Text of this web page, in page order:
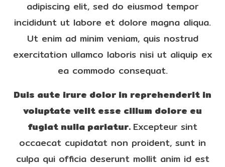
adipiscing elit, sed do eiusmod tempor
incididunt ut labore et dolore magna aliqua.
Ut enim ad minim veniam, quis nostrud
exercitation ullamco laboris nisi ut aliquip ex
ea commodo consequat.
Duis aute irure dolor in reprehenderit in
voluptate velit esse cillum dolore eu
fugiat nulla pariatur. Excepteur sint
occaecat cupidatat non proident, sunt in
culpa qui officia deserunt mollit anim id est